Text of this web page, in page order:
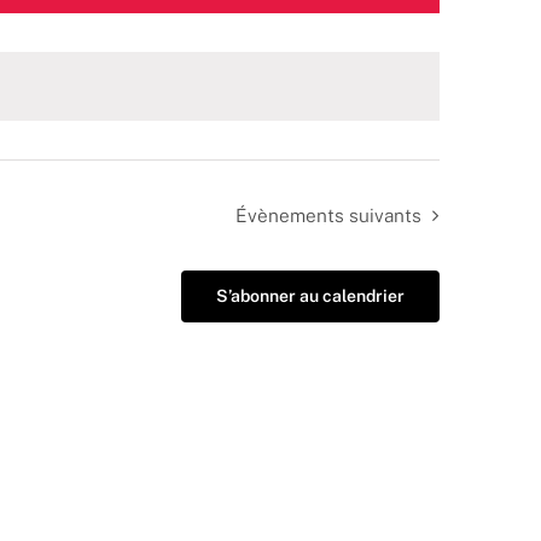
Évènements suivants
S’abonner au calendrier